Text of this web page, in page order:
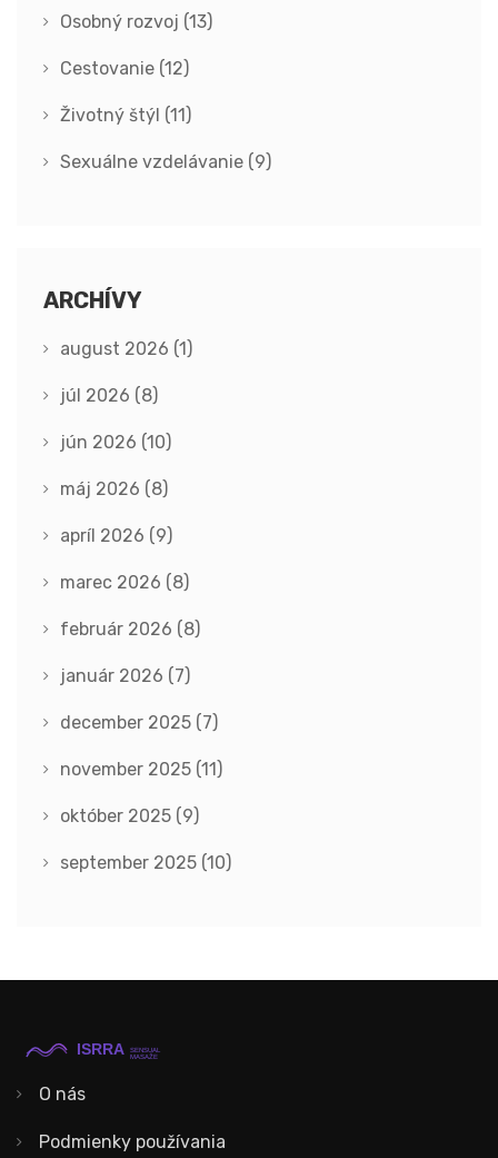
Osobný rozvoj (13)
Cestovanie (12)
Životný štýl (11)
Sexuálne vzdelávanie (9)
ARCHÍVY
august 2026 (1)
júl 2026 (8)
jún 2026 (10)
máj 2026 (8)
apríl 2026 (9)
marec 2026 (8)
február 2026 (8)
január 2026 (7)
december 2025 (7)
november 2025 (11)
október 2025 (9)
september 2025 (10)
O nás
Podmienky používania